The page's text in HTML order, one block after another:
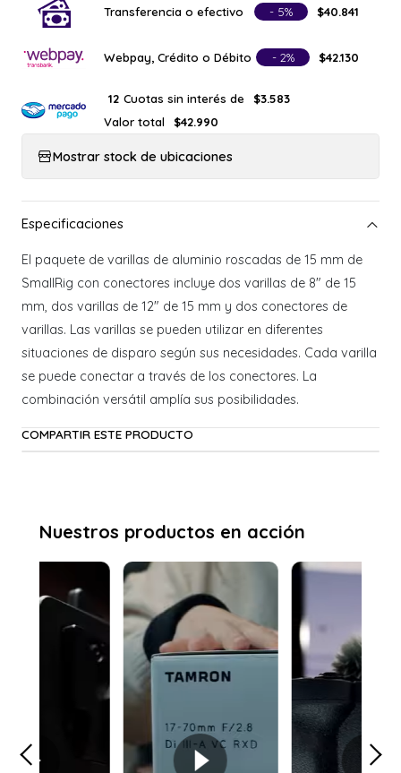
Transferencia o efectivo - 5% $40.841
Webpay, Crédito o Débito - 2% $42.130
12 Cuotas sin interés de
$3.583
Valor total
$42.990
Mostrar stock de ubicaciones
El paquete de varillas de aluminio roscadas de 15 mm de
SmallRig con conectores incluye dos varillas de 8" de 15
mm, dos varillas de 12" de 15 mm y dos conectores de
varillas. Las varillas se pueden utilizar en diferentes
situaciones de disparo según sus necesidades. Cada varilla
se puede conectar a través de los conectores. La
combinación versátil amplía sus posibilidades.
COMPARTIR ESTE PRODUCTO